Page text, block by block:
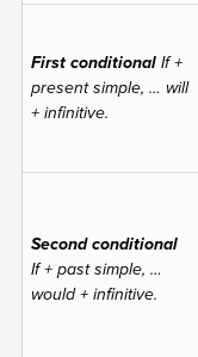
First conditional If +
present simple, … will
+ infinitive.
Second conditional
If + past simple, …
would + infinitive.